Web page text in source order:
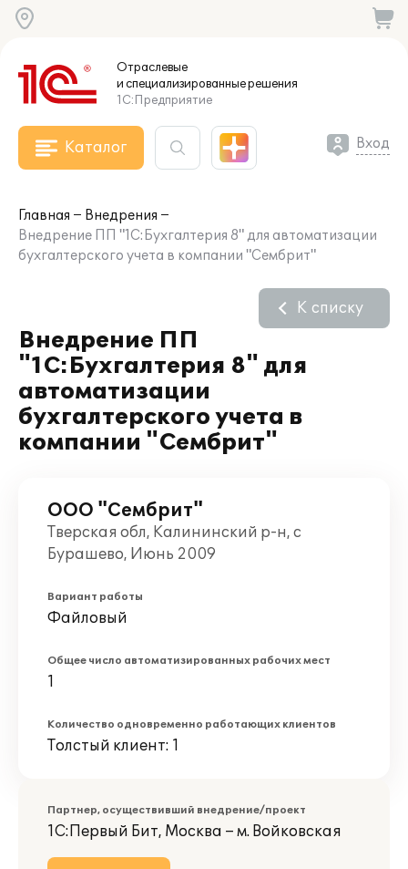
Отраслевые
и специализированныерешения
1С:Предприятие
Каталог Вход
Главная
Внедрения
Внедрение ПП "1С:Бухгалтерия 8" для автоматизации
бухгалтерского учета в компании "Сембрит"
Внедрение ПП
"1С:Бухгалтерия 8" для
автоматизации
бухгалтерского учета в
компании "Сембрит"
К списку
ООО "Сембрит"
Тверская обл, Калининский р-н, с
Бурашево, Июнь 2009
Вариант работы
Файловый
Общее число автоматизированных рабочих мест
1
Количество одновременно работающих клиентов
Толстый клиент: 1
Партнер, осуществивший внедрение/проект
1С:Первый Бит, Москва – м. Войковская